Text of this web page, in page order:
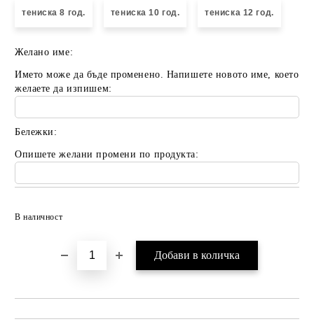
тениска 8 год. тениска 10 год. тениска 12 год.
Желано име:
Името може да бъде променено. Напишете новото име, което
желаете да изпишем:
Бележки:
Опишете желани промени по продукта:
В наличност